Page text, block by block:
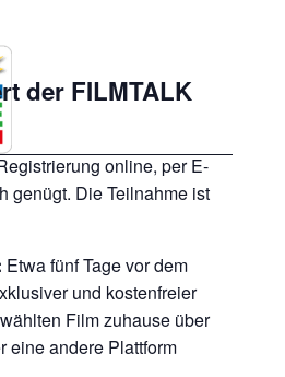
der FILMTALK
online, per E-
genügt. Die Teilnahme ist
Etwa fünf Tage vor dem
und kostenfreier
Film zuhause über
eine andere Plattform